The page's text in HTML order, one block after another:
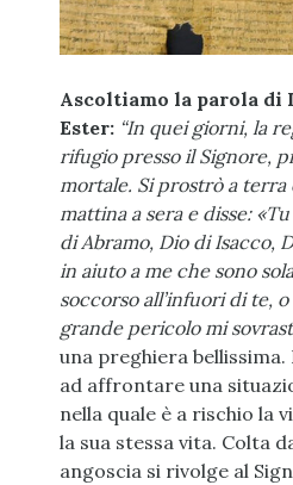
Ascoltiamo la parola di
Ester: “In quei giorni, la
rifugio presso il Signore,
mortale. Si prostrò a terra
mattina a sera e disse:
di Abramo, Dio di Isacco,
in aiuto a me che sono
soccorso all’infuori di te,
grande pericolo mi
una preghiera
ad affrontare una
nella quale è a rischio la
la sua stessa vita. Colta
angoscia si rivolge al